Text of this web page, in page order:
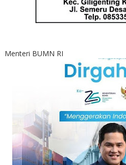
Menteri BUMN RI